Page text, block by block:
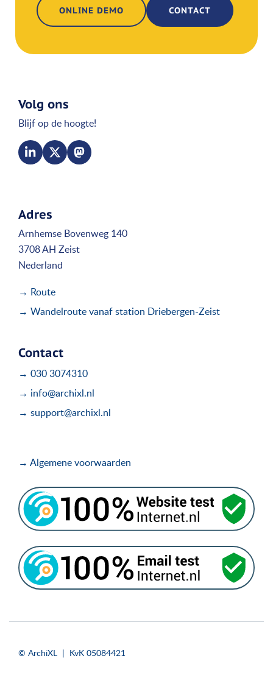
ONLINE DEMO CONTACT
Volg ons
Blijf op de hoogte!
Adres
Arnhemse Bovenweg 140
3708 AH Zeist
Nederland
→ Route
→ Wandelroute vanaf station Driebergen-Zeist
Contact
→ 030 3074310
→ info@archixl.nl
→ support@archixl.nl
→ Algemene voorwaarden
© ArchiXL | KvK 05084421